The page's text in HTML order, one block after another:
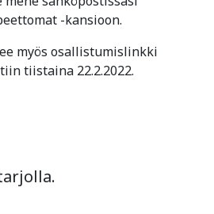
-kansioon.
myös osallistumislinkki
tiistaina 22.2.2022.